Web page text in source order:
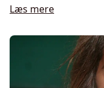
Læs mere